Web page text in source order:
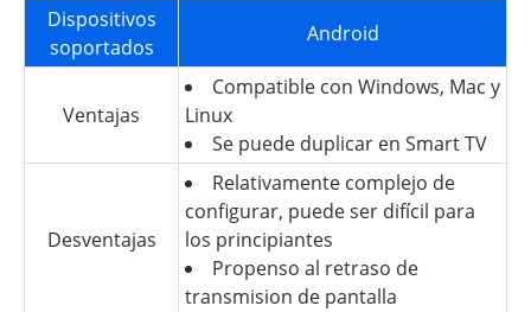
Dispositivos
soportados
Android
Ventajas
Compatible con Windows, Mac y
Linux
Se puede duplicar en Smart TV
Desventajas
Relativamente complejo de
configurar, puede ser difícil para
los principiantes
Propenso al retraso de
transmision de pantalla